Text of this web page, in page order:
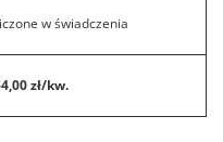
w świadczenia
zł/kw.